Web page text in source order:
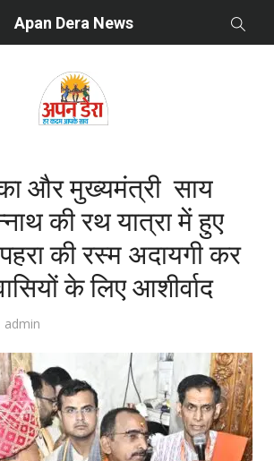
Apan Dera News
और मुख्यमंत्री साय
की रथ यात्रा में हुए
की रस्म अदायगी कर
के लिए आशीर्वाद
Author
admin